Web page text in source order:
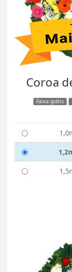
Coroa
Faixa grátis